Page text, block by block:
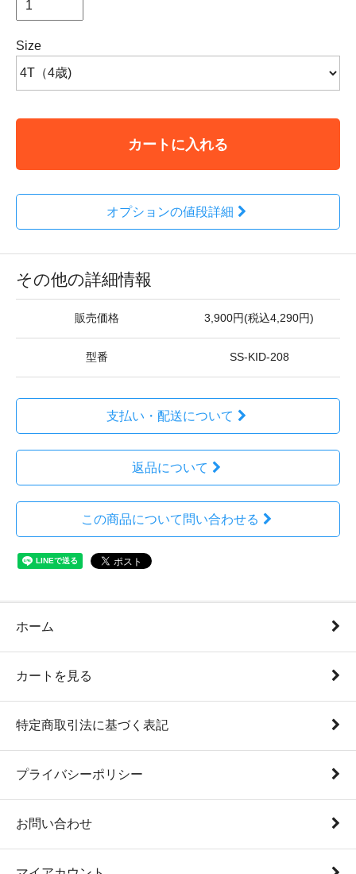
Size
カートに入れる
オプションの値段詳細
その他の詳細情報
販売価格 3,900円(税込4,290円)
型番 SS-KID-208
支払い・配送について
返品について
この商品について問い合わせる
ホーム
カートを見る
特定商取引法に基づく表記
プライバシーポリシー
お問い合わせ